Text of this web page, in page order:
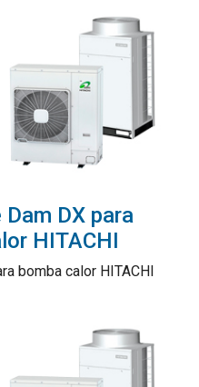
DX para
HITACHI
bomba calor HITACHI